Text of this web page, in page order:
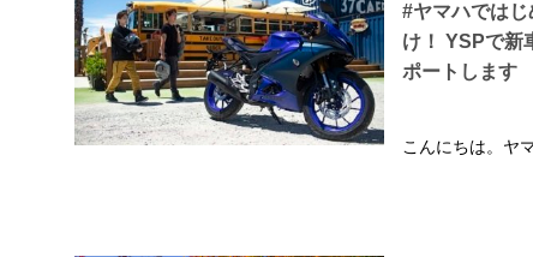
#ヤマハでは
け！ YSPで新
ポートします
こんにちは。ヤ